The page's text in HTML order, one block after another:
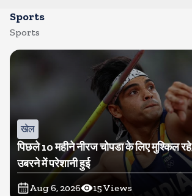
Sports
Sports
खेल
पिछले 10 महीने नीरज चोपडा के लिए मुश्किल
उबरने में परेशानी हुई
Aug 6, 2026 15Views